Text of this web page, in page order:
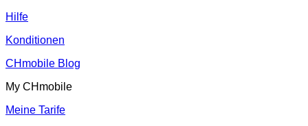
Hilfe
Konditionen
CHmobile Blog
My CHmobile
Meine Tarife